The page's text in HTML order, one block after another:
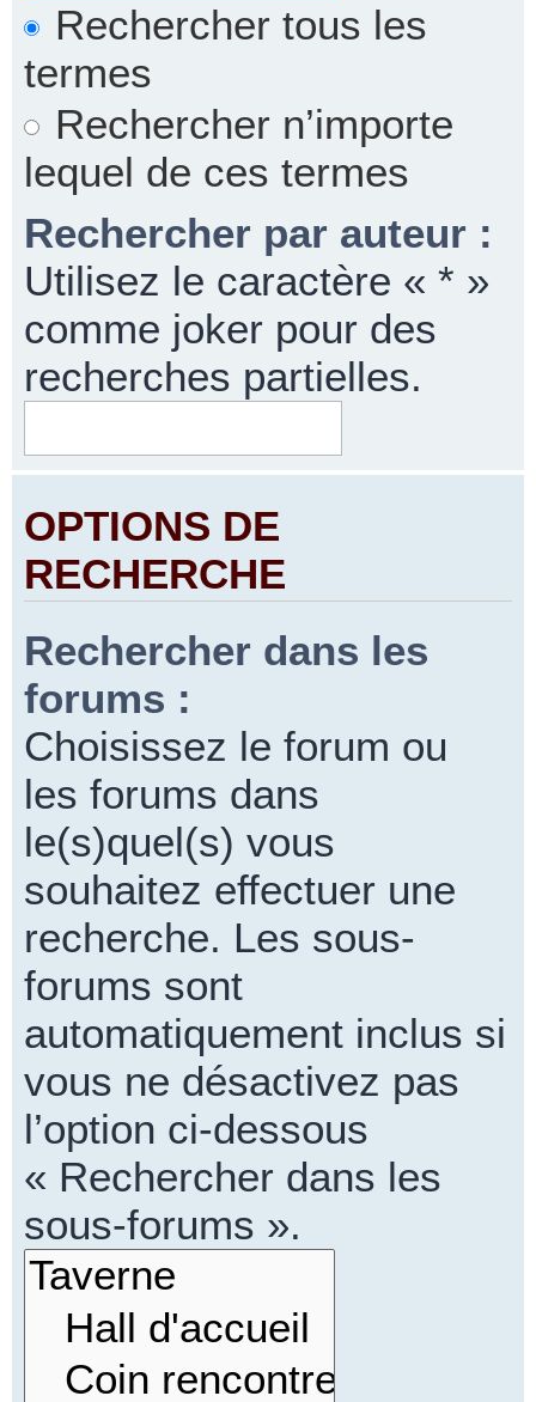
Rechercher tous les
termes
Rechercher n’importe
lequel de ces termes
Rechercher par auteur :
Utilisez le caractère « * »
comme joker pour des
recherches partielles.
OPTIONS DE
RECHERCHE
Rechercher dans les
forums :
Choisissez le forum ou
les forums dans
le(s)quel(s) vous
souhaitez effectuer une
recherche. Les sous-
forums sont
automatiquement inclus si
vous ne désactivez pas
l’option ci-dessous
« Rechercher dans les
sous-forums ».